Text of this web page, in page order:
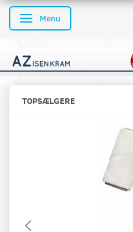
Skifte navigation
Menu
TOPSÆLGERE